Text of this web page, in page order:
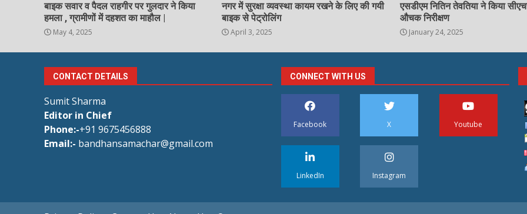
बाइक सवार व पैदल राहगीर पर गुलदार ने किया
हमला , ग्रामीणों में दहशत का माहौल |
May 4, 2025
नगर में सुरक्षा व्यवस्था कायम रखने के लिए की गयी
बाइक से पेट्रोलिंग
April 3, 2025
एसडीएम नितिन तेवतिया ने किया
औचक निरीक्षण
January 24, 2025
CONTACT DETAILS
Sumit Sharma
Editor in Chief
Phone:-+91 9675456888
Email:- bandhansamachar@gmail.com
CONNECT WITH US
Facebook X Youtube
LinkedIn Instagram